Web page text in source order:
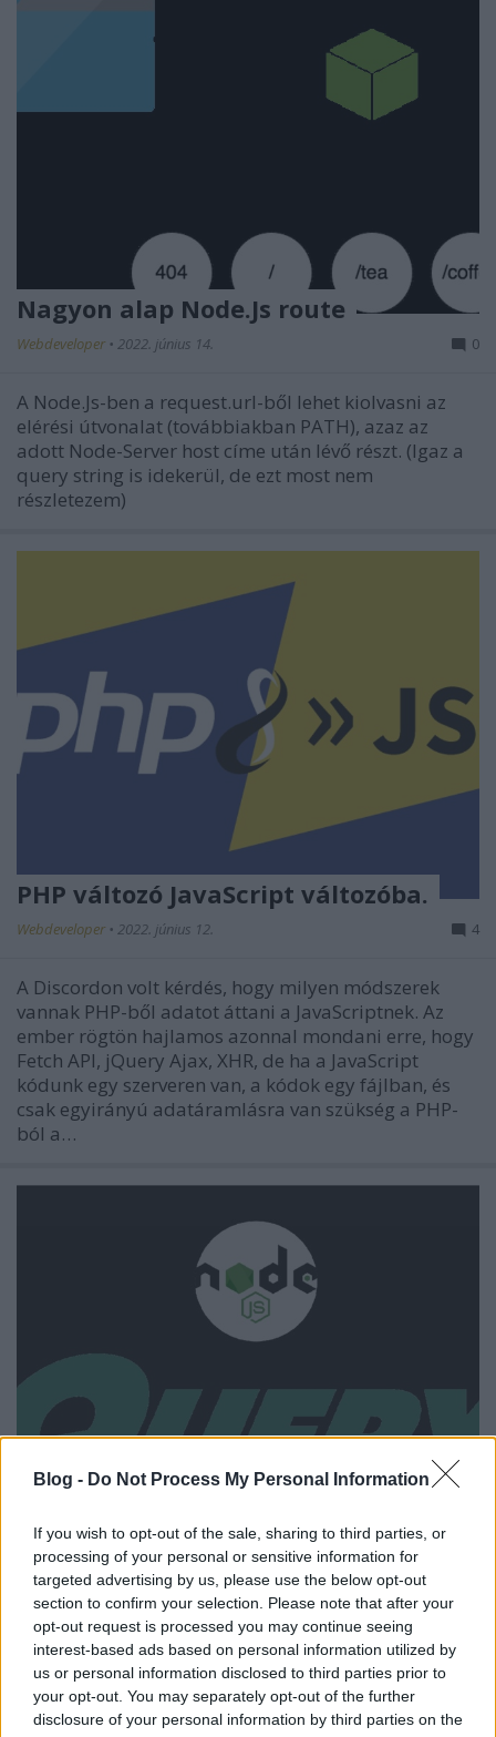
Blog - Do Not Process My Personal Information
If you wish to opt-out of the sale, sharing to third parties, or
processing of your personal or sensitive information for
targeted advertising by us, please use the below opt-out
section to confirm your selection. Please note that after your
opt-out request is processed you may continue seeing
interest-based ads based on personal information utilized by
us or personal information disclosed to third parties prior to
your opt-out. You may separately opt-out of the further
disclosure of your personal information by third parties on the
Nagyon alap Node.Js route
Webdeveloper • 2022. június 14. 0
A Node.Js-ben a request.url-ből lehet kiolvasni az
elérési útvonalat (továbbiakban PATH), azaz az
adott Node-Server host címe után lévő részt. (Igaz a
query string is idekerül, de ezt most nem
részletezem)
PHP változó JavaScript változóba.
Webdeveloper • 2022. június 12. 4
A Discordon volt kérdés, hogy milyen módszerek
vannak PHP-ből adatot áttani a JavaScriptnek. Az
ember rögtön hajlamos azonnal mondani erre, hogy
Fetch API, jQuery Ajax, XHR, de ha a JavaScript
kódunk egy szerveren van, a kódok egy fájlban, és
csak egyirányú adatáramlásra van szükség a PHP-
ból a…
NodeJS Query-String az url csomag
segítségével
Webdeveloper•2022. június 11.
Az előző posztban bemutattam 3 eltérő, de nagyon
hasonló módszert a query-sting-ek elkapására, most
pedig bemutatom a legjobbat és egyben
legegyszerűbbet az "url" csomag használatával.